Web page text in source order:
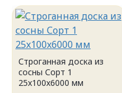
Строганная доска из
сосны Сорт 1
25x100x6000 мм